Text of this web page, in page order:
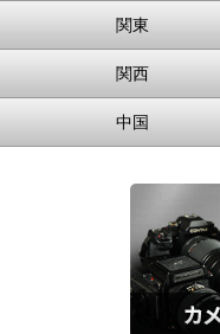
関東
関西
中国